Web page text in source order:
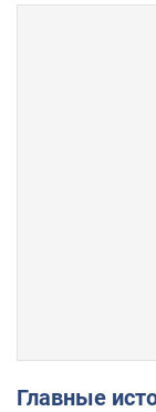
Главные